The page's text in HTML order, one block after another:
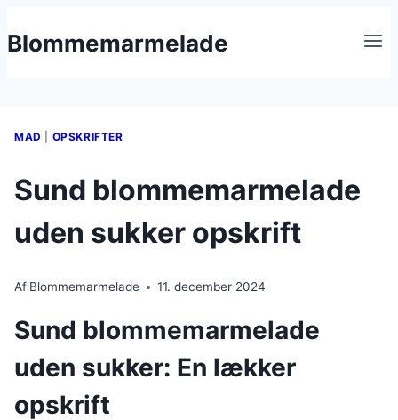
til
Blommemarmelade
MAD OPSKRIFTER
Sund blommemarmelade
uden sukker opskrift
Af Blommemarmelade 11. december 2024
Sund blommemarmelade
uden sukker: En lækker
opskrift